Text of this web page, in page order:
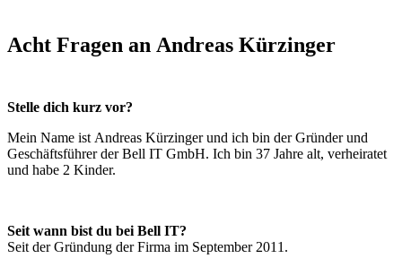
Acht Fragen an Andreas Kürzinger
Stelle dich kurz vor?
Mein Name ist Andreas Kürzinger und ich bin der Gründer und
Geschäftsführer der Bell IT GmbH. Ich bin 37 Jahre alt, verheiratet
und habe 2 Kinder.
Seit wann bist du bei Bell IT?
Seit der Gründung der Firma im September 2011.